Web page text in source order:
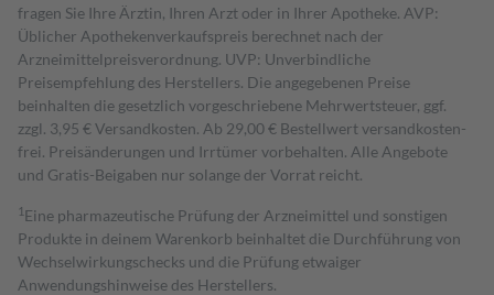
fragen Sie Ihre Ärztin, Ihren Arzt oder in Ihrer Apotheke. AVP:
Üblicher Apothekenverkaufspreis berechnet nach der
Arzneimittelpreisverordnung. UVP: Unverbindliche
Preisempfehlung des Herstellers. Die angegebenen Preise
beinhalten die gesetzlich vorgeschriebene Mehrwertsteuer, ggf.
zzgl. 3,95 € Versandkosten. Ab 29,00 € Bestell­wert versand­kosten­
frei. Preisänderungen und Irrtümer vorbehalten. Alle Angebote
und Gratis-Beigaben nur solange der Vorrat reicht.
1 Eine pharmazeutische Prüfung der Arzneimittel und sonstigen
Produkte in deinem Warenkorb beinhaltet die Durchführung von
Wechselwirkungschecks und die Prüfung etwaiger
Anwendungshinweise des Herstellers.